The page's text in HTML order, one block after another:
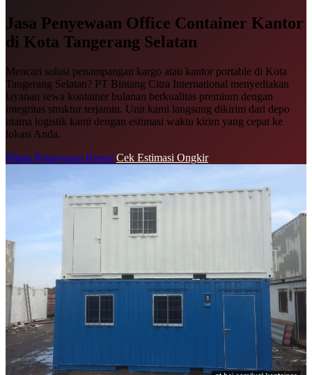
Jasa Penyewaan Office Container Kantor
di Kota Tangerang Selatan
Mencari solusi penampangan kargo atau kantor portable di Kota
Tangerang Selatan? PT Bintang Citra International menyediakan
layanan sewa kontainer bulanan berkualitas premium dengan
integritas struktur terjamin. Unit kami langsung dikirim dari depo
utama logistik kami dengan estimasi waktu kirim yang cepat ke
lokasi Anda.
Minta Penawaran Resmi Cek Estimasi Ongkir